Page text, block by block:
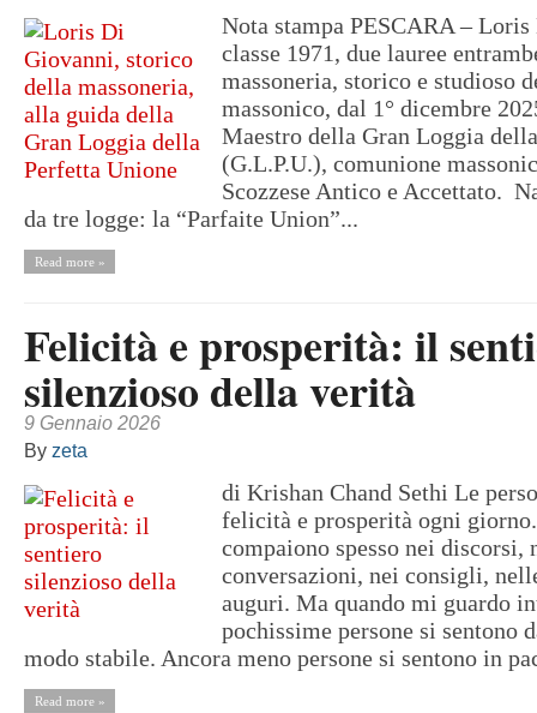
Nota stampa PESCARA –
classe 1971, due lauree
massoneria, storico e studioso
massonico, dal 1° dicembre
Maestro della Gran Loggia
(G.L.P.U.), comunione
Scozzese Antico e Accettato.
da tre logge: la “Parfaite Union”...
Read more »
Felicità e prosperità: il
silenzioso della verità
9 Gennaio 2026
By zeta
di Krishan Chand Sethi Le
felicità e prosperità ogni
compaiono spesso nei discorsi,
conversazioni, nei consigli,
auguri. Ma quando mi guardo
pochissime persone si sentono
modo stabile. Ancora meno persone si sentono in
Read more »